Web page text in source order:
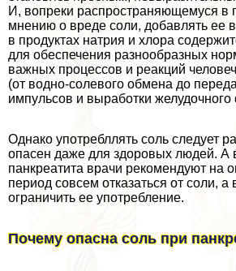
И, вопреки распространяющемуся в
мнению о вреде соли, добавлять ее
в продуктах натрия и хлора
для обеспечения разнообразных
важных процессов и реакций
(от водно-солевого обмена до
импульсов и выработки желудочного
Однако употрeбллять соль следует
опасен даже для здоровых людей. А
панкреатита врачи рекомендуют на
период совсем отказаться от соли,
ограничить ее употрeбление.
Почему опасна соль при